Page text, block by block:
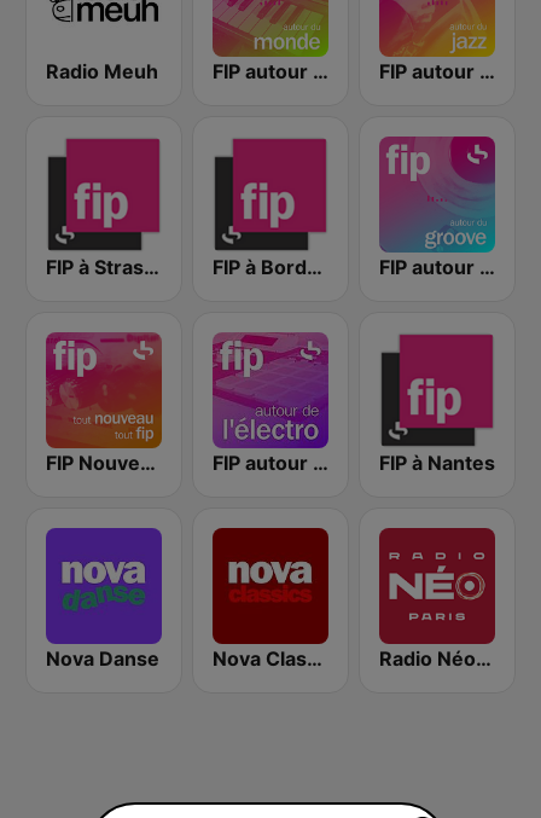
Radio Meuh FIP autour du monde FIP autour du jazz
FIP à Strasbourg FIP à Bordeaux FIP autour du groove
FIP Nouveautés FIP autour de l'électro FIP à Nantes
Nova Danse Nova Classics Radio Néo Paris